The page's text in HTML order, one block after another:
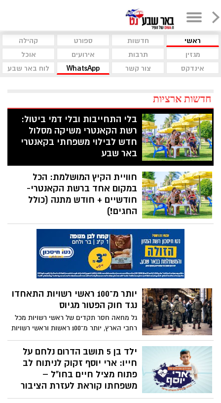
ראשי חדשות ספורט
קהילה
מגזין
תרבות אירועים
אוכל
אינדקס
צור קשר WhatsApp לוח באר שבע
חדשות ארציות
בלי התחייבות ובלי דמי ביטול:
רשת הקאנטרי משיקה מסלול
חדש לבילוי משפחתי בקאנטרי
באר שבע
רשת הקאנטרי יוצאת במהלך חדש שמאפשר
להצטרף למנוי ללא דמי ביטול וללא התחייבות
ארוכת טווח. לצד הגמישות, נהנים המנויים
ממעטפת מלאה של חדרי כושר, בריכות,
חוגים, אירועי קהילה ופעילויות לכל המשפחה
הכל במקום אחד.
חוויית הקיץ המושלמת: הכל
במקום אחד ברשת הקאנטרי-
חודשיים + חודש מתנה (כולל
החגים!)
הקיץ כבר כאן במלוא עוצמתו, ויחד איתו מגיע
החיפוש המוכר אחרי השילוב המדויק בין
בריאות, פנאי ובילוי משפחתי. השנה, רשת
הקאנטרי מזמינה אתכם לבילוי וסגנון חיים,
יום מחדש. המבצע החם של העונה: חודשיים
יותר מ־100 ראשי רשויות התאחדו
נגד חוק הפטור מגיוס
גל מחאה חסר תקדים של ראשי רשויות מכל
רחבי הארץ, יותר מ־100 ראשות וראשי רשויות
חתמו על גילוי דעת משותף הקורא לעצור את
החקיקה שתאפשר, לדבריהם, השתמטות
משירות צבאי ותפגע בעקרון השוויון בנטל.
ילד בן 5 תושב הדרום נלחם על
חייו: ארי יוסף זקוק לניתוח לב
פתוח מציל חיים בחו"ל –
משפחתו קוראת לעזרת הציבור
ארי יוסף אליאסים, ילד בן 5, מתמודד מאז